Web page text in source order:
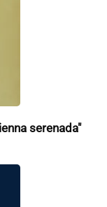
serenada"